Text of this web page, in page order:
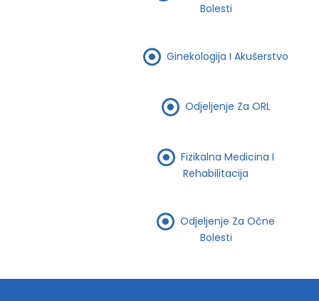
Bolesti
Ginekologija I Akušerstvo
Odjeljenje Za ORL
Fizikalna Medicina I
Rehabilitacija
Odjeljenje Za Očne
Bolesti